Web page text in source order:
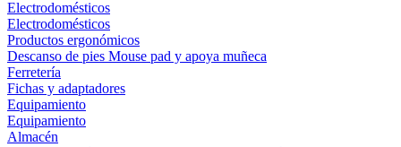
Electrodomésticos
Electrodomésticos
Productos ergonómicos
Descanso de pies Mouse pad y apoya muñeca
Ferretería
Fichas y adaptadores
Equipamiento
Equipamiento
Almacén